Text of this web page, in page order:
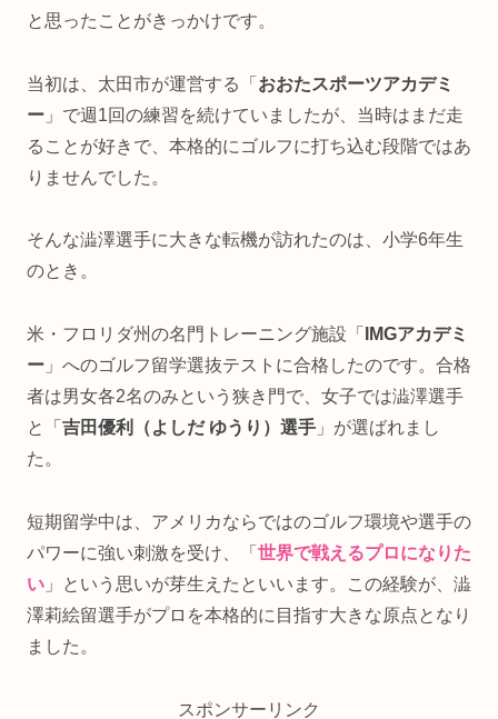
と思ったことがきっかけです。
当初は、太田市が運営する「 おおたスポーツアカデミ
ー 」で週1回の練習を続けていましたが、当時はまだ走
ることが好きで、本格的にゴルフに打ち込む段階ではあ
りませんでした。
そんな澁澤選手に大きな転機が訪れたのは、小学6年生
のとき。
米・フロリダ州の名門トレーニング施設「
IMGアカデミ
ー 」へのゴルフ留学選抜テストに合格したのです。合格
者は男女各2名のみという狭き門で、女子では澁澤選手
と「 吉田優利（よしだ ゆうり）選手 」が選ばれまし
た。
短期留学中は、アメリカならではのゴルフ環境や選手の
パワーに強い刺激を受け、「 世界で戦えるプロになりた
い 」という思いが芽生えたといいます。この経験が、澁
澤莉絵留選手がプロを本格的に目指す大きな原点となり
ました。
スポンサーリンク